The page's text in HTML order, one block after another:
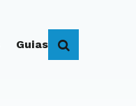
Guias BUSCAR